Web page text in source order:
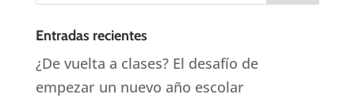
Entradas recientes
¿De vuelta a clases? El desafío de
empezar un nuevo año escolar